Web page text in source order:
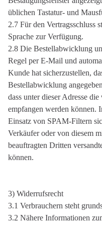
üblichen Tastatur- und
2.7 Für den Vertragsschluss
Sprache zur Verfügung.
2.8 Die Bestellabwicklung
Regel per E-Mail und
Kunde hat sicherzustellen,
Bestellabwicklung
dass unter dieser Adresse
empfangen werden können.
Einsatz von SPAM-Filtern
Verkäufer oder von diesem
beauftragten Dritten
können.
3) Widerrufsrecht
3.1 Verbrauchern steht
3.2 Nähere Informationen